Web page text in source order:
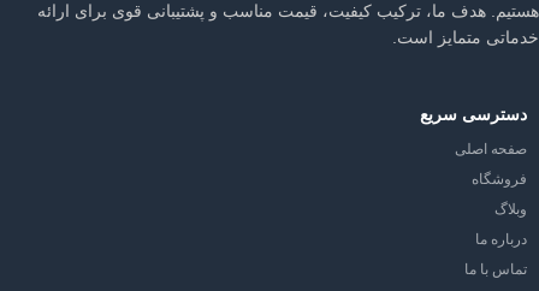
هستیم. هدف ما، ترکیب کیفیت، قیمت مناسب و پشتیبانی قوی برای ارائه
خدماتی متمایز است.
دسترسی سریع
صفحه اصلی
فروشگاه
وبلاگ
درباره ما
تماس با ما